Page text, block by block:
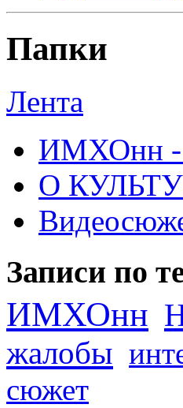
Папки
Лента
ИМХОнн -
О
Записи по
ИМХОнн
жалобы
сюжет